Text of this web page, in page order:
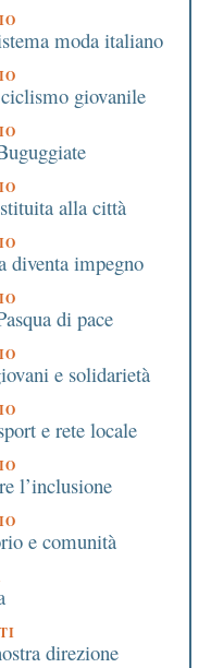
moda italiano
giovanile
alla città
diventa impegno
di pace
e solidarietà
e rete locale
l’inclusione
e comunità
direzione